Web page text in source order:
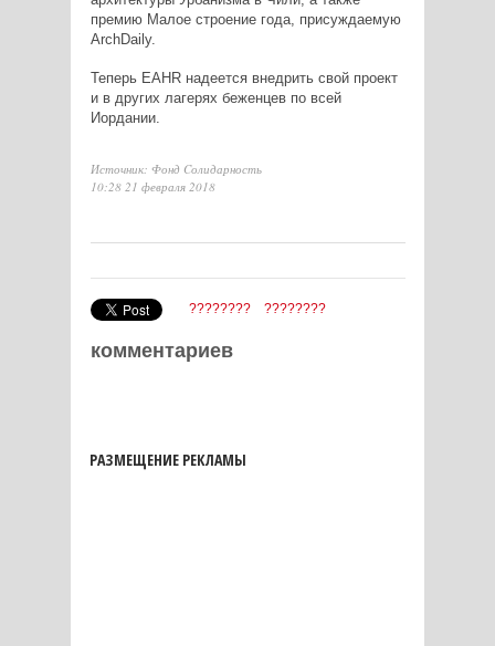
премию Малое строение года, присуждаемую
ArchDaily.
Теперь EAHR надеется внедрить свой проект
и в других лагерях беженцев по всей
Иордании.
Источник: Фонд Cолидарность
10:28 21 февраля 2018
???????? ????????
комментариев
РАЗМЕЩЕНИЕ РЕКЛАМЫ